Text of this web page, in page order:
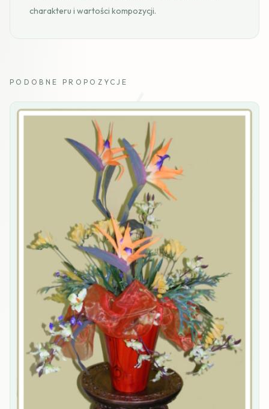
charakteru i wartości kompozycji.
PODOBNE PROPOZYCJE